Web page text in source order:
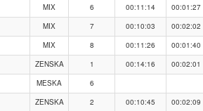
MIX 6 00:11:14 00:01:27
MIX 7 00:10:03 00:02:02
MIX 8 00:11:26 00:01:40
ZENSKA 1 00:14:16 00:02:01
MESKA 6
ZENSKA 2 00:10:45 00:02:09